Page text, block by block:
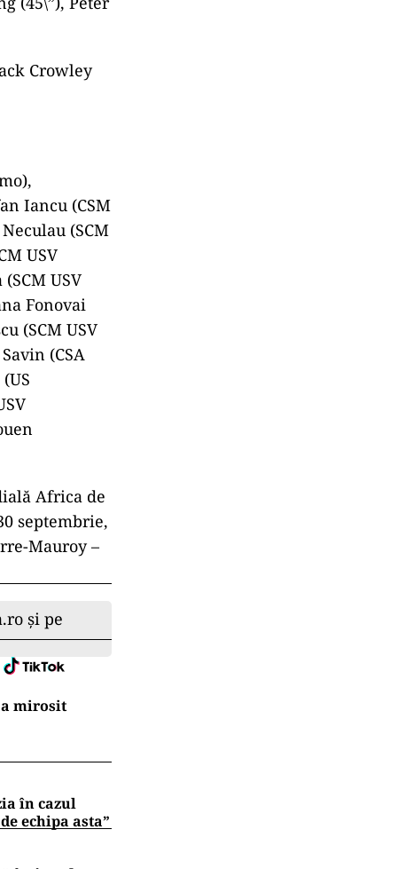
(45\”), Peter
Crowley
Iancu (CSM
(SCM
USV
USV
Fonovai
(SCM USV
(CSA
Africa de
septembrie,
Mauroy –